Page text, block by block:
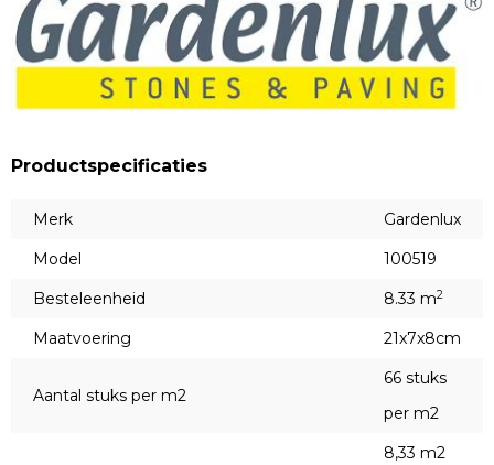
Productspecificaties
Merk
Gardenlux
Model
100519
Besteleenheid
8.33 m2
Maatvoering 21x7x8cm
Aantal stuks per m2
66 stuks
per m2
8,33 m2